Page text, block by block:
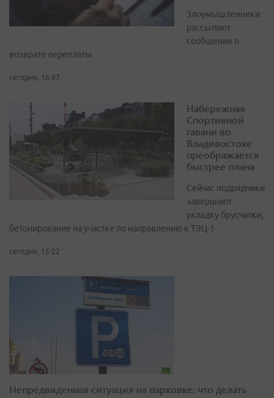
Злоумышленники
рассылают
сообщения о
возврате переплаты
сегодня, 16:07
Набережная
Спортивной
гавани во
Владивостоке
преображается
быстрее плана
Сейчас подрядчики
завершают
укладку брусчатки,
бетонирование на участке по направлению к ТЭЦ-1
сегодня, 15:22
Непредвиденная ситуация на парковке: что делать